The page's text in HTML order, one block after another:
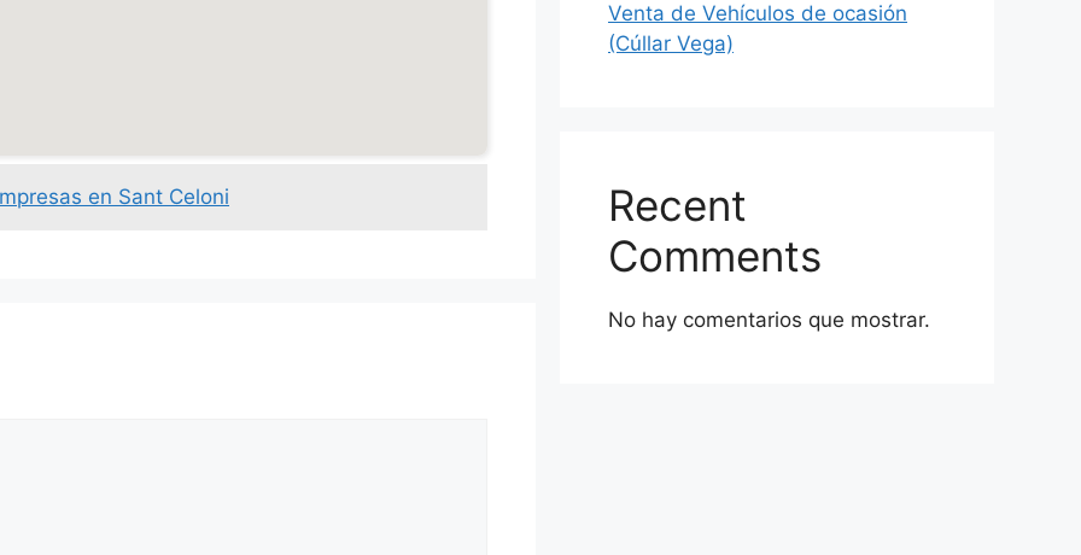
en Sant Celoni
Venta de Vehículos de ocasión
(Cúllar Vega)
Recent
Comments
No hay comentarios que mostrar.